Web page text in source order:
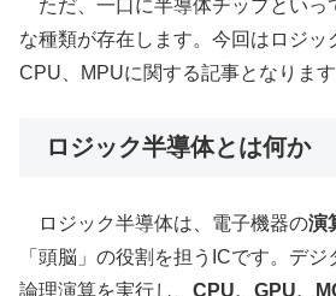
ただ、一口に半導体チップといっ
な種類が存在します。今回はロジッ
CPU、MPUに関する記事となります
ロジック半導体とは何か
ロジック半導体は、電子機器の演
「頭脳」の役割を担うICです。デ
論理演算を実行し、 CPU、GPU、